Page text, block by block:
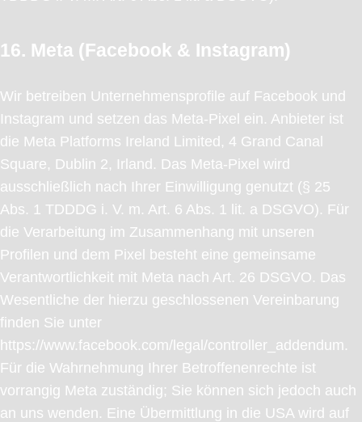
16. Meta (Facebook & Instagram)
Wir betreiben Unternehmensprofile auf Facebook und
Instagram und setzen das Meta-Pixel ein. Anbieter ist
die Meta Platforms Ireland Limited, 4 Grand Canal
Square, Dublin 2, Irland. Das Meta-Pixel wird
ausschließlich nach Ihrer Einwilligung genutzt (§ 25
Abs. 1 TDDDG i. V. m. Art. 6 Abs. 1 lit. a DSGVO). Für
die Verarbeitung im Zusammenhang mit unseren
Profilen und dem Pixel besteht eine gemeinsame
Verantwortlichkeit mit Meta nach Art. 26 DSGVO. Das
Wesentliche der hierzu geschlossenen Vereinbarung
finden Sie unter
https://www.facebook.com/legal/controller_addendum.
Für die Wahrnehmung Ihrer Betroffenenrechte ist
vorrangig Meta zuständig; Sie können sich jedoch auch
an uns wenden. Eine Übermittlung in die USA wird auf